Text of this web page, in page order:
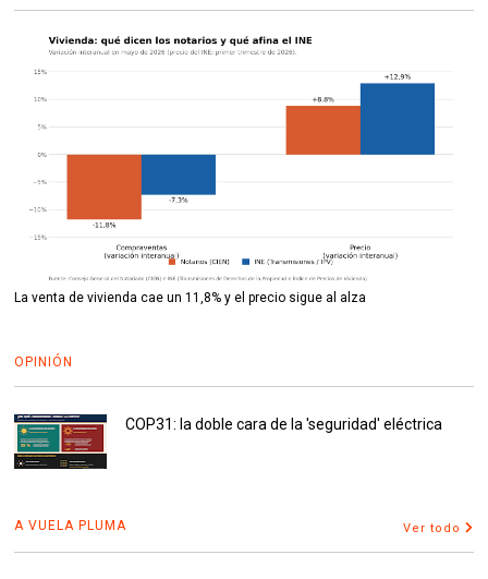
La venta de vivienda cae un 11,8% y el precio sigue al alza
OPINIÓN
COP31: la doble cara de la 'seguridad' eléctrica
A VUELA PLUMA Ver todo